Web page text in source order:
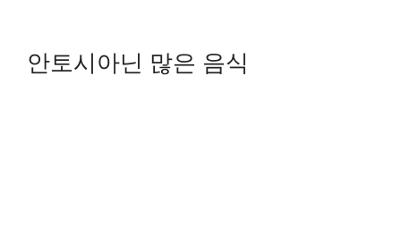
안토시아닌 많은 음식